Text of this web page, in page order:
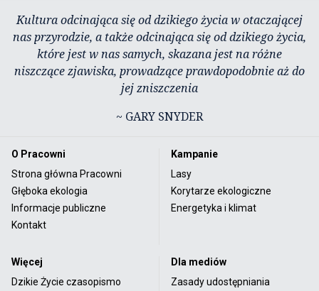
Kultura odcinająca się od dzikiego życia w otaczającej
nas przyrodzie, a także odcinająca się od dzikiego życia,
które jest w nas samych, skazana jest na różne
niszczące zjawiska, prowadzące prawdopodobnie aż do
jej zniszczenia
~ GARY SNYDER
O Pracowni
Strona główna Pracowni
Głęboka ekologia
Informacje publiczne
Kontakt
Kampanie
Lasy
Korytarze ekologiczne
Energetyka i klimat
Więcej
Dzikie Życie czasopismo
Dla mediów
Zasady udostępniania